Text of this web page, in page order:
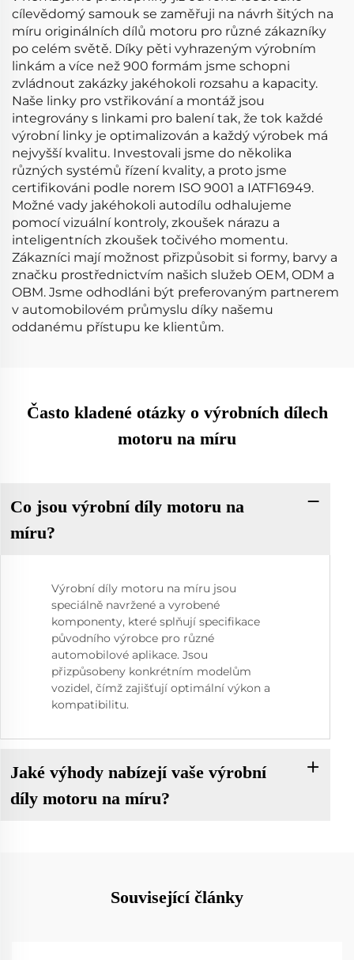
cílevědomý samouk se zaměřuji na návrh šitých na
míru originálních dílů motoru pro různé zákazníky
po celém světě. Díky pěti vyhrazeným výrobním
linkám a více než 900 formám jsme schopni
zvládnout zakázky jakéhokoli rozsahu a kapacity.
Naše linky pro vstřikování a montáž jsou
integrovány s linkami pro balení tak, že tok každé
výrobní linky je optimalizován a každý výrobek má
nejvyšší kvalitu. Investovali jsme do několika
různých systémů řízení kvality, a proto jsme
certifikováni podle norem ISO 9001 a IATF16949.
Možné vady jakéhokoli autodílu odhalujeme
pomocí vizuální kontroly, zkoušek nárazu a
inteligentních zkoušek točivého momentu.
Zákazníci mají možnost přizpůsobit si formy, barvy a
značku prostřednictvím našich služeb OEM, ODM a
OBM. Jsme odhodláni být preferovaným partnerem
v automobilovém průmyslu díky našemu
oddanému přístupu ke klientům.
Často kladené otázky o výrobních dílech
motoru na míru
Co jsou výrobní díly motoru na
míru?
Výrobní díly motoru na míru jsou
speciálně navržené a vyrobené
komponenty, které splňují specifikace
původního výrobce pro různé
automobilové aplikace. Jsou
přizpůsobeny konkrétním modelům
vozidel, čímž zajišťují optimální výkon a
kompatibilitu.
Jaké výhody nabízejí vaše výrobní
díly motoru na míru?
Související články